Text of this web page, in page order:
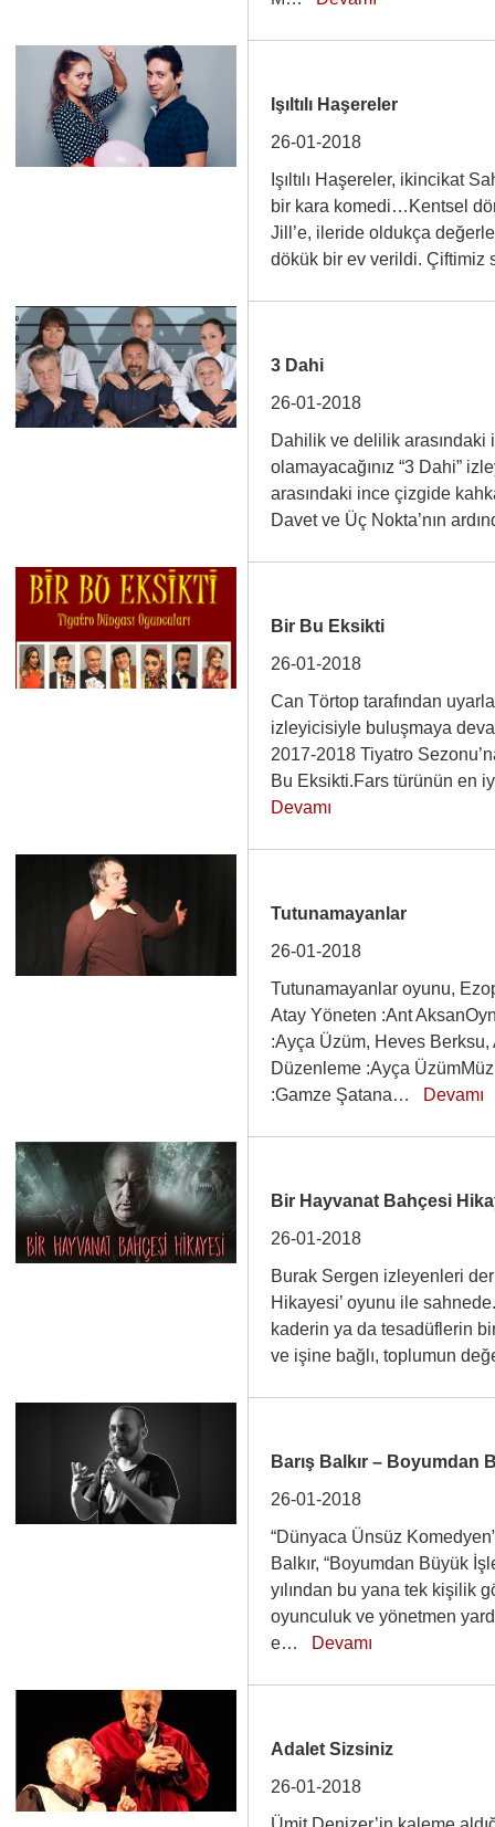
Işıltılı Haşereler
26-01-2018
Işıltılı Haşereler, ikincikat
bir kara komedi…Kentsel
Jill’e, ileride oldukça
dökük bir ev verildi.
3 Dahi
26-01-2018
Dahilik ve delilik arasındaki
olamayacağınız “3 Dahi”
arasındaki ince çizgide
Davet ve Üç Nokta’nın
Bir Bu Eksikti
26-01-2018
Can Törtop tarafından
izleyicisiyle buluşmaya
2017-2018 Tiyatro
Bu Eksikti.Fars türünün en
Devamı
Tutunamayanlar
26-01-2018
Tutunamayanlar oyunu,
Atay Yöneten :Ant
:Ayça Üzüm, Heves Berksu,
Düzenleme :Ayça
:Gamze Şatana… Devamı
Bir Hayvanat Bahçesi
26-01-2018
Burak Sergen izleyenleri
Hikayesi’ oyunu ile
kaderin ya da tesadüflerin
ve işine bağlı, toplumun
Barış Balkır – Boyumdan
26-01-2018
“Dünyaca Ünsüz
Balkır, “Boyumdan Büyük
yılından bu yana tek kişilik
oyunculuk ve yönetmen
e… Devamı
Adalet Sizsiniz
26-01-2018